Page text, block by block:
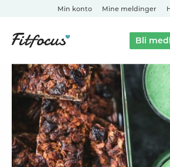
Min konto Mine meldinger
Bli